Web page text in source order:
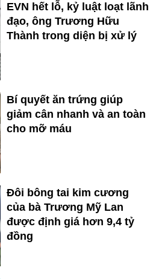
EVN hết lỗ, kỷ luật loạt lãnh
đạo, ông Trương Hữu
Thành trong diện bị xử lý
Bí quyết ăn trứng giúp
giảm cân nhanh và an toàn
cho mỡ máu
Đôi bông tai kim cương
của bà Trương Mỹ Lan
được định giá hơn 9,4 tỷ
đồng